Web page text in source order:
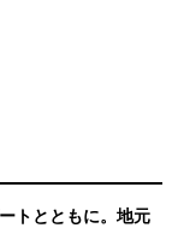
トとともに。地元